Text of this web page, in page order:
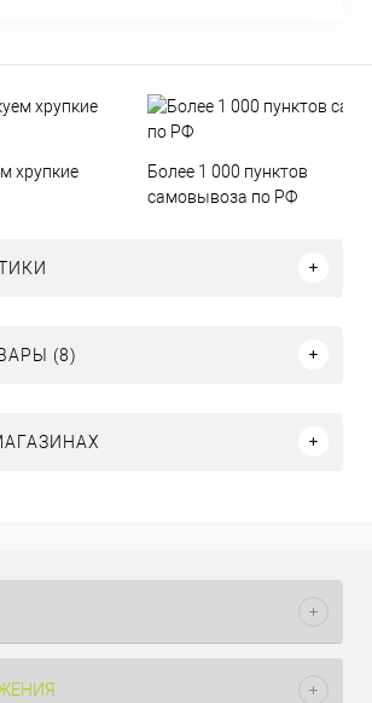
хрупкие
Более 1 000 пунктов
самовывоза по РФ
(8)